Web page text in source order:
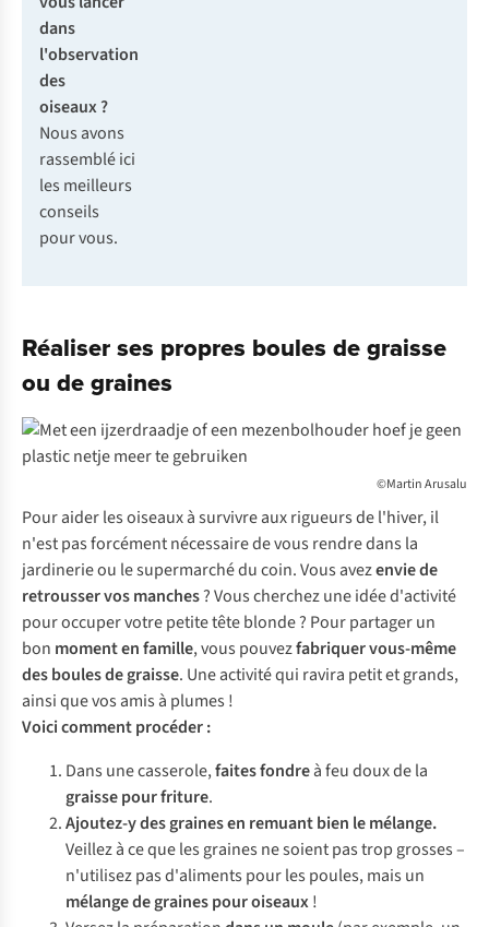
dans
l'observation
des
oiseaux ?
Nous avons
rassemblé ici
les meilleurs
conseils
pour vous.
Réaliser ses propres boules de graisse
ou de graines
©Martin Arusalu
Pour aider les oiseaux à survivre aux rigueurs de l'hiver, il
n'est pas forcément nécessaire de vous rendre dans la
jardinerie ou le supermarché du coin. Vous avezenvie de
retrousser vos manches? Vous cherchez une idée d'activité
pour occuper votre petite tête blonde ? Pour partager un
bon moment en famille, vous pouvezfabriquer vous-même
des boules de graisse. Une activité qui ravira petit et grands,
ainsi que vos amis à plumes !
Voici comment procéder :
Dans une casserole,faites fondreà feu doux de la
graisse pour friture.
Ajoutez-y des graines en remuant bien le mélange.
Veillez à ce que les graines ne soient pas trop grosses –
n'utilisez pas d'aliments pour les poules, mais un
mélange de graines pour oiseaux!